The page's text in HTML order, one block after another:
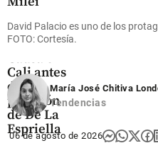
Doctorado
Honoris
Causa en
Cali antes
de la
posesión
de De La
Espriella
David Palacio es uno de los
FOTO: Cortesía.
María José Chitiva
Tendencias
06 de agosto de 2026